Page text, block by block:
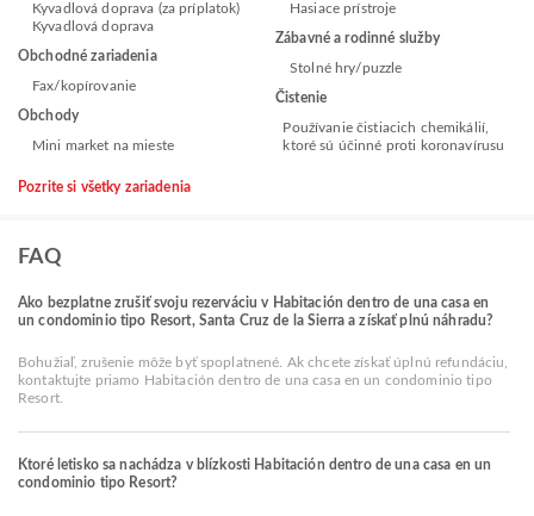
Kyvadlová doprava (za príplatok)
Kyvadlová doprava
Obchodné zariadenia
Fax/kopírovanie
Obchody
Mini market na mieste
Hasiace prístroje
Zábavné a rodinné služby
Stolné hry/puzzle
Čistenie
Používanie čistiacich chemikálií,
ktoré sú účinné proti koronavírusu
Pozrite si všetky zariadenia
FAQ
Ako bezplatne zrušiť svoju rezerváciu v Habitación dentro de una casa en
un condominio tipo Resort, Santa Cruz de la Sierra a získať plnú náhradu?
Bohužiaľ, zrušenie môže byť spoplatnené. Ak chcete získať úplnú refundáciu,
kontaktujte priamo Habitación dentro de una casa en un condominio tipo
Resort.
Ktoré letisko sa nachádza v blízkosti Habitación dentro de una casa en un
condominio tipo Resort?